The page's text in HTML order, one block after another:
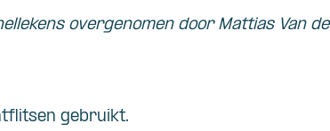
overgenomen door Mattias Van de
gebruikt.